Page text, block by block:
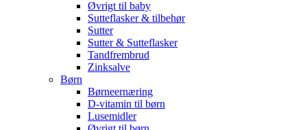
Øvrigt til baby
Sutteflasker & tilbehør
Sutter
Sutter & Sutteflasker
Tandfrembrud
Zinksalve
Børn
Børneernæring
D-vitamin til børn
Lusemidler